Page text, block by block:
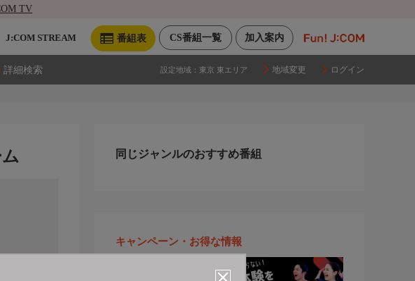
TV
加入案内
CS番組一覧
番組表
J:COM STREAM
詳細検索 設定地域： 東京 東エリア 地域変更 ログイン
同じジャンルのおすすめ番組
キャンペーン・お得な情報